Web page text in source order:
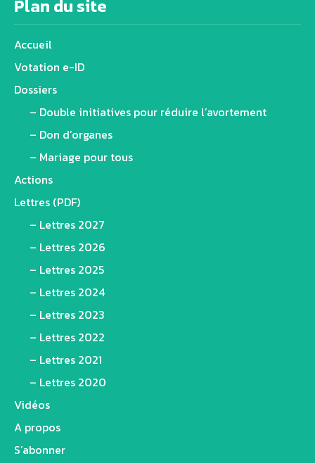
Plan du site
Accueil
Votation e-ID
Dossiers
– Double initiatives pour réduire l’avortement
– Don d’organes
– Mariage pour tous
Actions
Lettres (PDF)
– Lettres 2027
– Lettres 2026
– Lettres 2025
– Lettres 2024
– Lettres 2023
– Lettres 2022
– Lettres 2021
– Lettres 2020
Vidéos
A propos
S’abonner